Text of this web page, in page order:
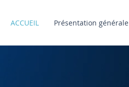
ACCUEIL Présentation générale